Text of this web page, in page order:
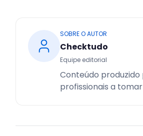
SOBRE O AUTOR
Checktudo
Equipe editorial
Conteúdo
profissionais a